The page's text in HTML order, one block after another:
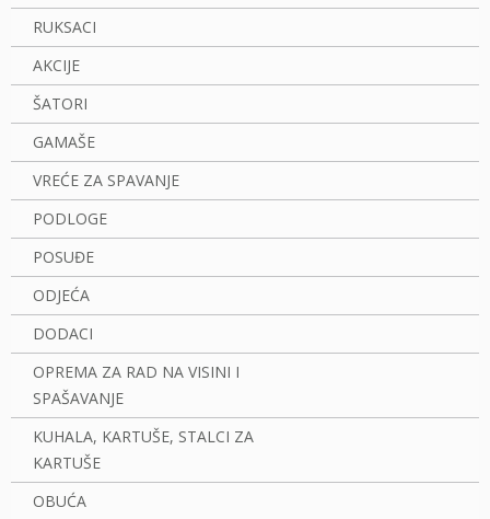
RUKSACI
AKCIJE
ŠATORI
GAMAŠE
VREĆE ZA SPAVANJE
PODLOGE
POSUĐE
ODJEĆA
DODACI
OPREMA ZA RAD NA VISINI I
SPAŠAVANJE
KUHALA, KARTUŠE, STALCI ZA
KARTUŠE
OBUĆA